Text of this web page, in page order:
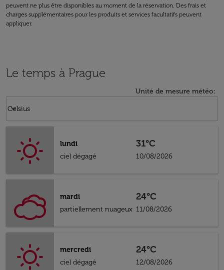
peuvent ne plus être disponibles au moment de la réservation. Des frais et
charges supplémentaires pour les produits et services facultatifs peuvent
appliquer.
Le temps à Prague
Unité de mesure météo:
Celsius
keyboard_arrow_down
lundi
ciel dégagé
31°C
10/08/2026
mardi
partiellement nuageux
24°C
11/08/2026
mercredi
ciel dégagé
24°C
12/08/2026